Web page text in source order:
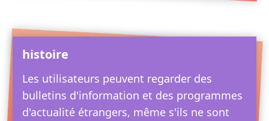
histoire
Les utilisateurs peuvent regarder des
bulletins d'information et des programmes
d'actualité étrangers, même s'ils ne sont